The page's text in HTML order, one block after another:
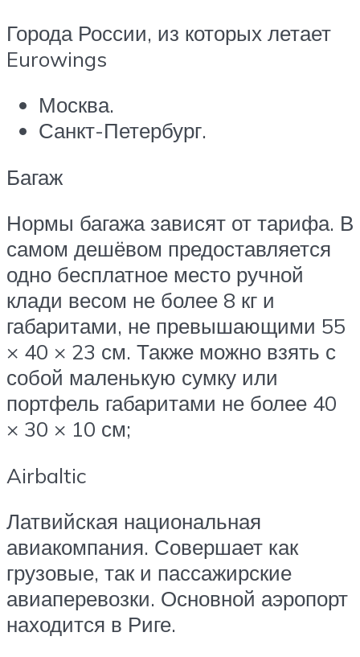
Города России, из которых летает
Eurowings
Москва.
Санкт-Петербург.
Багаж
Нормы багажа зависят от тарифа. В
самом дешёвом предоставляется
одно бесплатное место ручной
клади весом не более 8 кг и
габаритами, не превышающими 55
× 40 × 23 см. Также можно взять с
собой маленькую сумку или
портфель габаритами не более 40
× 30 × 10 см;
Airbaltic
Латвийская национальная
авиакомпания. Совершает как
грузовые, так и пассажирские
авиаперевозки. Основной аэропорт
находится в Риге.